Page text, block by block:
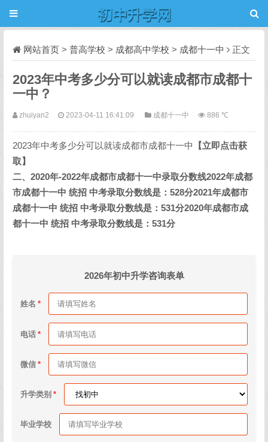
网站首页 > 普高学校 > 成都高中学校 > 成都十一中 正文
2023年中考多少分可以就读成都市成都十
一中？
zhuiyan2 2023-04-11 16:41:09 成都十一中 886 ℃
2023年中考多少分可以就读成都市成都十一中
【立即点击获
取】
二、2020年-2022年成都市成都十一中录取分数线2022年成都
市成都十一中 统招 中考录取分数线是：528分2021年成都市
成都十一中 统招 中考录取分数线是：531分2020年成都市成
都十一中 统招 中考录取分数线是：531分
2026年初中升学咨询表单
姓名
电话
微信
升学类别
毕业学校